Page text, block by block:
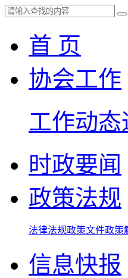
首 页
协会工作
工作动态
时政要闻
政策法规
法律法规政策文件政策
信息快报